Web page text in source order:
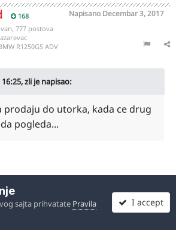
168 Napisano Decembar 3, 2017
777 postova
R1250GS ADV
zli je napisao:
prodaju do utorka, kada ce drug
pogleda...
5 using Tapatalk
sajta prihvatate Pravila
I accept